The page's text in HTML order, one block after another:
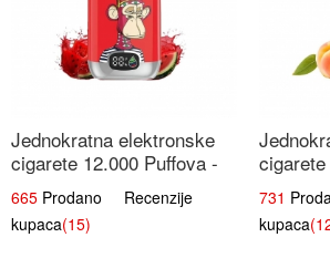
Jednokratna elektronske
cigarete 12.000 Puffova -
Lubenica Sladoled | Ljetna
Desertna Aroma
665 Prodano Recenzije
kupaca(15)
731
kupaca